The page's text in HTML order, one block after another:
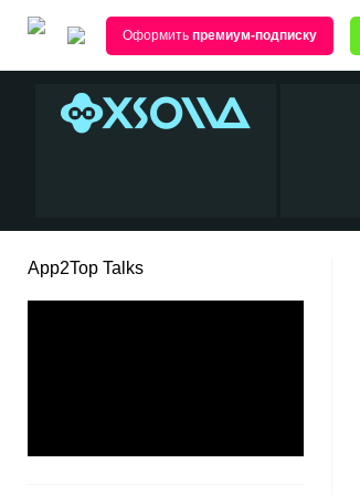
Оформить премиум-подписку
App2Top Talks